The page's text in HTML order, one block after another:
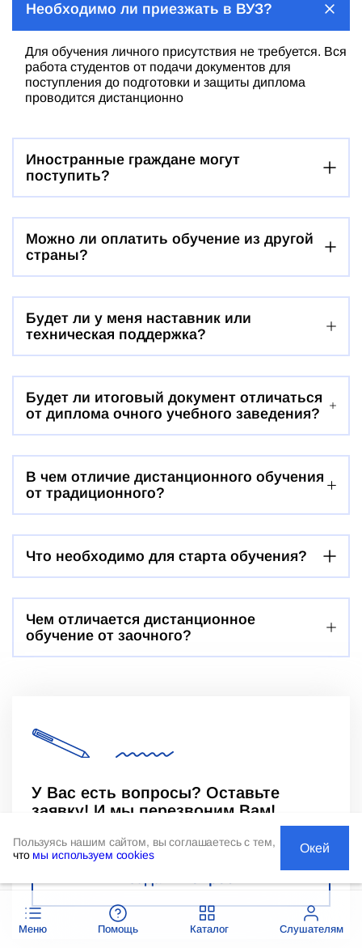
Необходимо ли приезжать в ВУЗ?
Для обучения личного присутствия не требуется. Вся
работа студентов от подачи документов для
поступления до подготовки и защиты диплома
проводится дистанционно
Иностранные граждане могут
поступить?
Можно ли оплатить обучение из другой
страны?
Будет ли у меня наставник или
техническая поддержка?
Будет ли итоговый документ отличаться
от диплома очного учебного заведения?
В чем отличие дистанционного обучения
от традиционного?
Что необходимо для старта обучения?
Чем отличается дистанционное
обучение от заочного?
У Вас есть вопросы? Оставьте
заявку! И мы перезвоним Вам!
Меню Помощь Каталог Слушателям
Пользуясь нашим сайтом, вы соглашаетесь с тем,
что мы используем cookies Окей